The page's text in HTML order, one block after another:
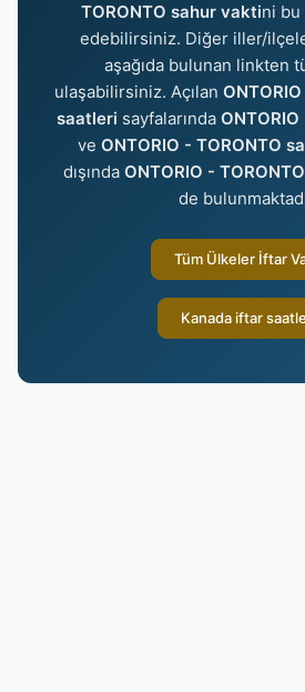
TORONTO sahur vaktini bu
edebilirsiniz. Diğer iller/
aşağıda bulunan linkten
ulaşabilirsiniz. Açılan
saatleri sayfalarında
ve ONTORIO - TORONTO
dışında ONTORIO -
de
Tüm Ülkeler İftar
Kanada iftar